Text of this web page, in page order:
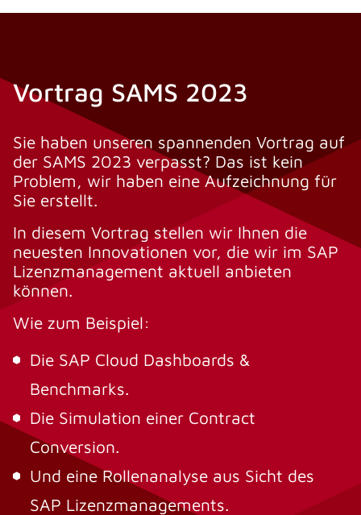
Vortrag SAMS 2023
Sie haben unseren spannenden Vortrag auf
der SAMS 2023 verpasst? Das ist kein
Problem, wir haben eine Aufzeichnung für
Sie erstellt.
In diesem Vortrag stellen wir Ihnen die
neuesten Innovationen vor, die wir im SAP
Lizenzmanagement aktuell anbieten
können.
Wie zum Beispiel:
Die SAP Cloud Dashboards &
Benchmarks.
Die Simulation einer Contract
Conversion.
Und eine Rollenanalyse aus Sicht des
SAP Lizenzmanagements.